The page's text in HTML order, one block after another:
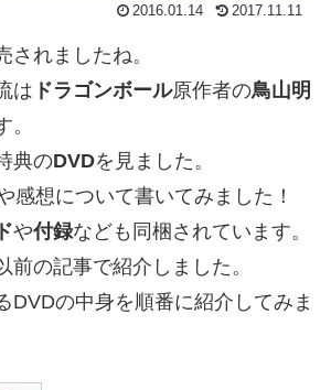
2016.01.14 2017.11.11
されましたね。
は ドラゴンボール原作者の鳥山明
典のDVDを見ました。
感想について書いてみました！
や付録なども同梱されています。
前の記事で紹介しました。
DVDの中身を順番に紹介してみま